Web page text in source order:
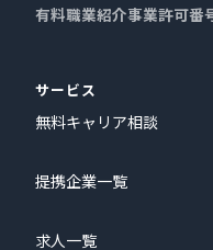
有料職業紹介事業許可番
サービス
無料キャリア相談
提携企業一覧
求人一覧